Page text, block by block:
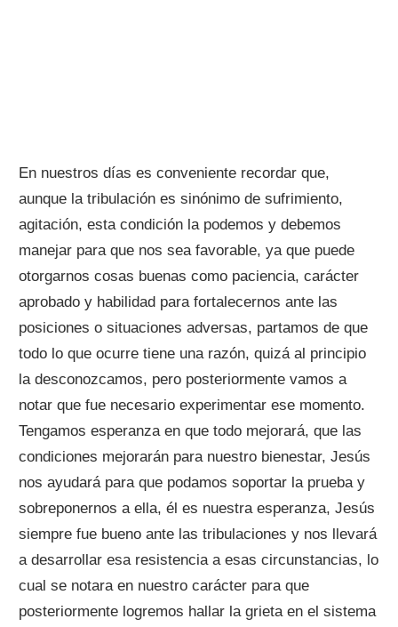
En nuestros días es conveniente recordar que,
aunque la tribulación es sinónimo de sufrimiento,
agitación, esta condición la podemos y debemos
manejar para que nos sea favorable, ya que puede
otorgarnos cosas buenas como paciencia, carácter
aprobado y habilidad para fortalecernos ante las
posiciones o situaciones adversas, partamos de que
todo lo que ocurre tiene una razón, quizá al principio
la desconozcamos, pero posteriormente vamos a
notar que fue necesario experimentar ese momento.
Tengamos esperanza en que todo mejorará, que las
condiciones mejorarán para nuestro bienestar, Jesús
nos ayudará para que podamos soportar la prueba y
sobreponernos a ella, él es nuestra esperanza, Jesús
siempre fue bueno ante las tribulaciones y nos llevará
a desarrollar esa resistencia a esas circunstancias, lo
cual se notara en nuestro carácter para que
posteriormente logremos hallar la grieta en el sistema